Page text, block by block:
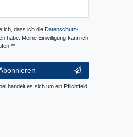
ich, dass ich die Daten­schutz­
habe. Meine Einwilligung kann ich
handelt es sich um ein Pflichtfeld.